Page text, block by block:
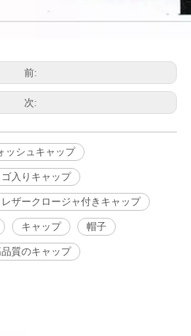
前:
次:
ッシュキャップ
ゴ入りキャップ
レザークロージャ付きキャップ
キャップ 帽子
質のキャップ